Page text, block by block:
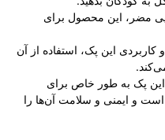
مضر، این محصول برای
این پک، استفاده از آن
این پک به طور خاص برای
و ایمنی و سلامت آن‌ها را